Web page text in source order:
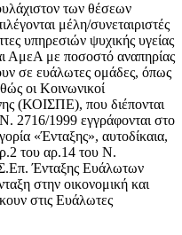
των θέσεων
μέλη/συνεταιριστές
υπηρεσιών ψυχικής υγείας
ΑμεΑ με ποσοστό αναπηρίας
σε ευάλωτες ομάδες, όπως
οι Κοινωνικοί
(ΚΟΙΣΠΕ), που διέπονται
2716/1999 εγγράφονται στο
«Ένταξης», αυτοδίκαια,
του αρ.14 του Ν.
Ένταξης Ευάλωτων
στην οικονομική και
στις Ευάλωτες